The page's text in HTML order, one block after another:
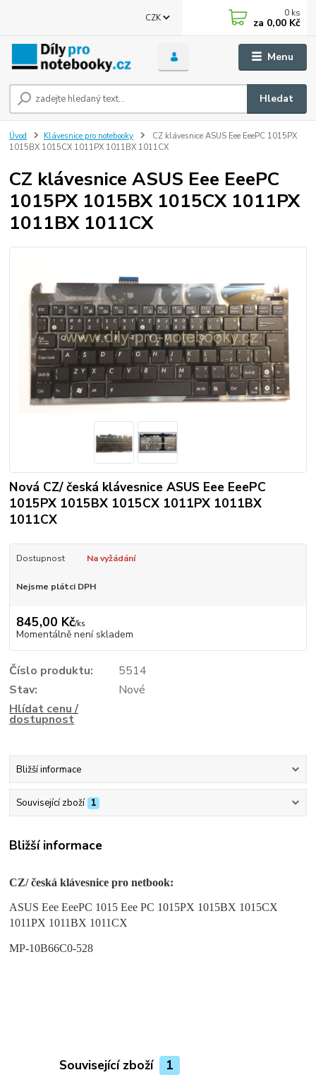
Menu
CZK
Hledat
0 ks
za 0,00 Kč
Úvod Klávesnice pro notebooky
CZ klávesnice ASUS Eee EeePC 1015PX
1015BX 1015CX 1011PX 1011BX 1011CX
CZ klávesnice ASUS Eee EeePC
1015PX 1015BX 1015CX 1011PX
1011BX 1011CX
Nová CZ/ česká klávesnice ASUS Eee EeePC
1015PX 1015BX 1015CX 1011PX 1011BX
1011CX
Dostupnost Na vyžádání
Nejsme plátci DPH
845,00 Kč/ks
Momentálně není skladem
Číslo produktu:
5514
Stav:
Nové
Hlídat cenu /
dostupnost
Bližší informace
Související zboží 1
Bližší informace
CZ/ česká klávesnice pro netbook:
ASUS Eee EeePC 1015 Eee PC 1015PX 1015BX 1015CX
1011PX 1011BX 1011CX
MP-10B66C0-528
Související zboží 1